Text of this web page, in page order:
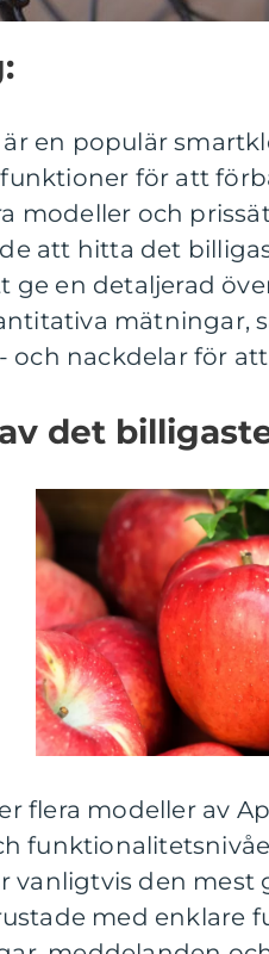
en populär
för att
modeller och
att hitta det
ge en detaljerad
mätningar,
och nackdelar för
det
flera modeller av
vanligtvis den mest
med enklare